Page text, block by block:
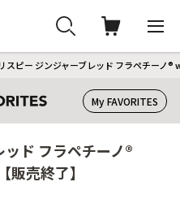
スピー ジンジャーブレッド フラペチーノ
My FAVORITES
ド フラペチーノ®
売終了】